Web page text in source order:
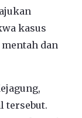
kasus
dan
tersebut.